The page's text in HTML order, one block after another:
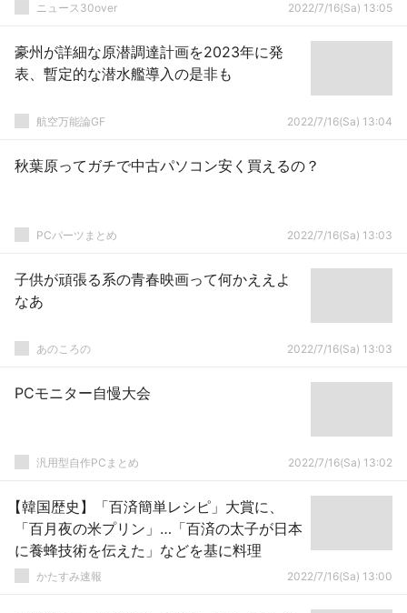
ニュース30over 2022/7/16(Sa) 13:05
豪州が詳細な原潜調達計画を2023年に発
表、暫定的な潜水艦導入の是非も
航空万能論GF 2022/7/16(Sa) 13:04
秋葉原ってガチで中古パソコン安く買えるの？
PCパーツまとめ 2022/7/16(Sa) 13:03
子供が頑張る系の青春映画って何かええよ
なあ
あのころの 2022/7/16(Sa) 13:03
PCモニター自慢大会
汎用型自作PCまとめ 2022/7/16(Sa) 13:02
【韓国歴史】「百済簡単レシピ」大賞に、
「百月夜の米プリン」…「百済の太子が日本
に養蜂技術を伝えた」などを基に料理
かたすみ速報 2022/7/16(Sa) 13:00